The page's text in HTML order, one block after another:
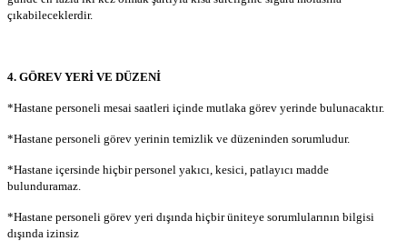
çıkabileceklerdir.
4. GÖREV YERİ VE DÜZENİ
*Hastane personeli mesai saatleri içinde mutlaka görev yerinde bulunacaktır.
*Hastane personeli görev yerinin temizlik ve düzeninden sorumludur.
*Hastane içersinde hiçbir personel yakıcı, kesici, patlayıcı madde
bulunduramaz.
*Hastane personeli görev yeri dışında hiçbir üniteye sorumlularının bilgisi
dışında izinsiz